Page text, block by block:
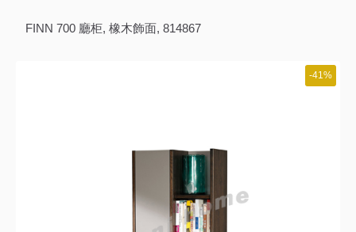
FINN 700 廳柜, 橡木飾面, 814867
-41%